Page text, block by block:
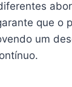
que o
um